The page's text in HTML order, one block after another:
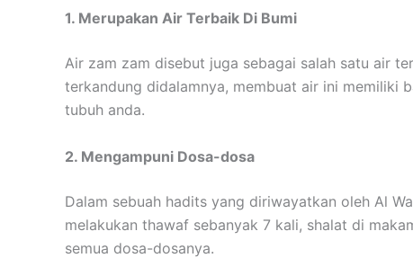
1. Merupakan Air Terbaik Di Bumi
Air zam zam disebut juga sebagai salah satu air
terkandung didalamnya, membuat air ini memiliki
tubuh anda.
2. Mengampuni Dosa-dosa
Dalam sebuah hadits yang diriwayatkan oleh Al
melakukan thawaf sebanyak 7 kali, shalat di
semua dosa-dosanya.